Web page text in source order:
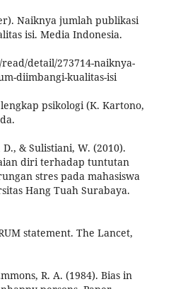
Naiknya jumlah publikasi
isi. Media Indonesia.
detail/273714-naiknya-
diimbangi-kualitas-isi
psikologi (K. Kartono,
& Sulistiani, W. (2010).
diri terhadap tuntutan
stres pada mahasiswa
Hang Tuah Surabaya.
statement. The Lancet,
R. A. (1984). Bias in